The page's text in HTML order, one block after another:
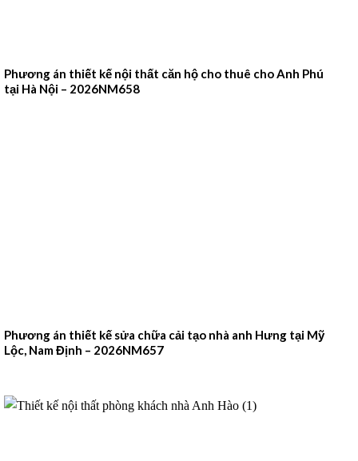
Phương án thiết kế nội thất căn hộ cho thuê cho Anh Phú
tại Hà Nội – 2026NM658
Phương án thiết kế sửa chữa cải tạo nhà anh Hưng tại Mỹ
Lộc, Nam Định – 2026NM657